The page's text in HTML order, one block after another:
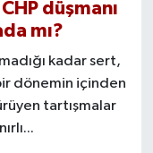
düşmanı
mı?
kadar sert,
dönemin içinden
tartışmalar